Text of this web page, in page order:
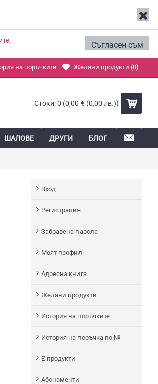
. Съгласен съм
на поръчките Желани продукти (0)
Стоки: 0 (0,00 € (0,00 лв.))
ШАЛОВЕ ДРУГИ БЛОГ
Вход
Регистрация
Забравена парола
Моят профил
Адреснa книгa
Желани продукти
История на поръчките
История на поръчка по №
Е-продукти
Абонаменти